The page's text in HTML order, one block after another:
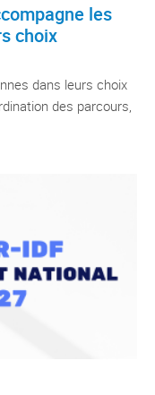
les
choix
dans leurs choix
des parcours,